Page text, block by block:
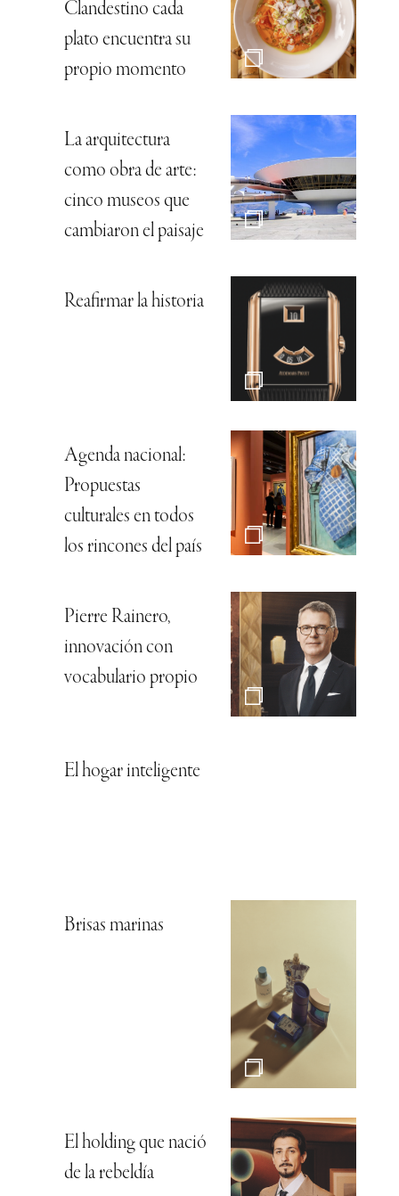
Clandestino cada
plato encuentra su
propio momento
La arquitectura
como obra de arte:
cinco museos que
cambiaron el paisaje
Reafirmar la historia
Agenda nacional:
Propuestas
culturales en todos
los rincones del país
Pierre Rainero,
innovación con
vocabulario propio
El hogar inteligente
Brisas marinas
El holding que nació
de la rebeldía